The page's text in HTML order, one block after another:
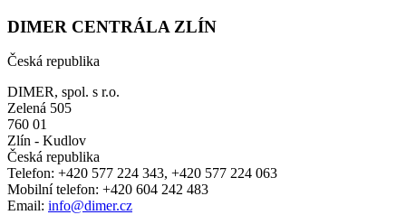
DIMER CENTRÁLA ZLÍN
Česká republika
DIMER, spol. s r.o.
Zelená 505
760 01
Zlín - Kudlov
Česká republika
Telefon: +420 577 224 343, +420 577 224 063
Mobilní telefon: +420 604 242 483
Email: info@dimer.cz